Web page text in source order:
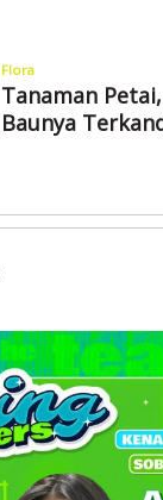
Flora
Tanaman
Baunya